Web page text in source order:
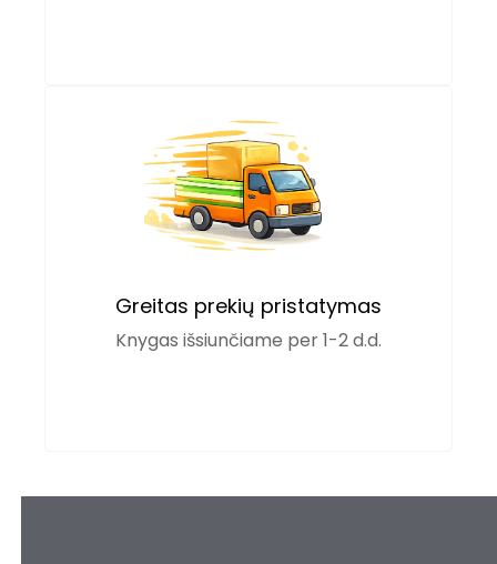
Greitas prekių pristatymas
Knygas išsiunčiame per 1-2 d.d.